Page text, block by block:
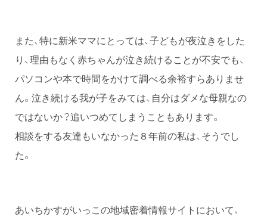
また、特に新米ママにとっては、子どもが夜泣きをした
り、理由もなく赤ちゃんが泣き続けることが不安でも、
パソコンや本で時間をかけて調べる余裕すらありませ
ん。泣き続ける我が子をみては、自分はダメな母親なの
ではないか？追いつめてしまうこともあります。
相談をする友達もいなかった８年前の私は、そうでし
た。
あいちかすがいっこの地域密着情報サイトにおいて、